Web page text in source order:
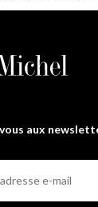
aux